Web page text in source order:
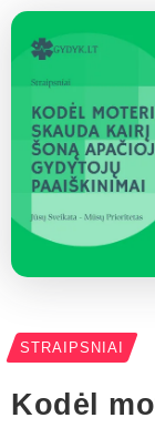
STRAIPSNIAI
Kodėl